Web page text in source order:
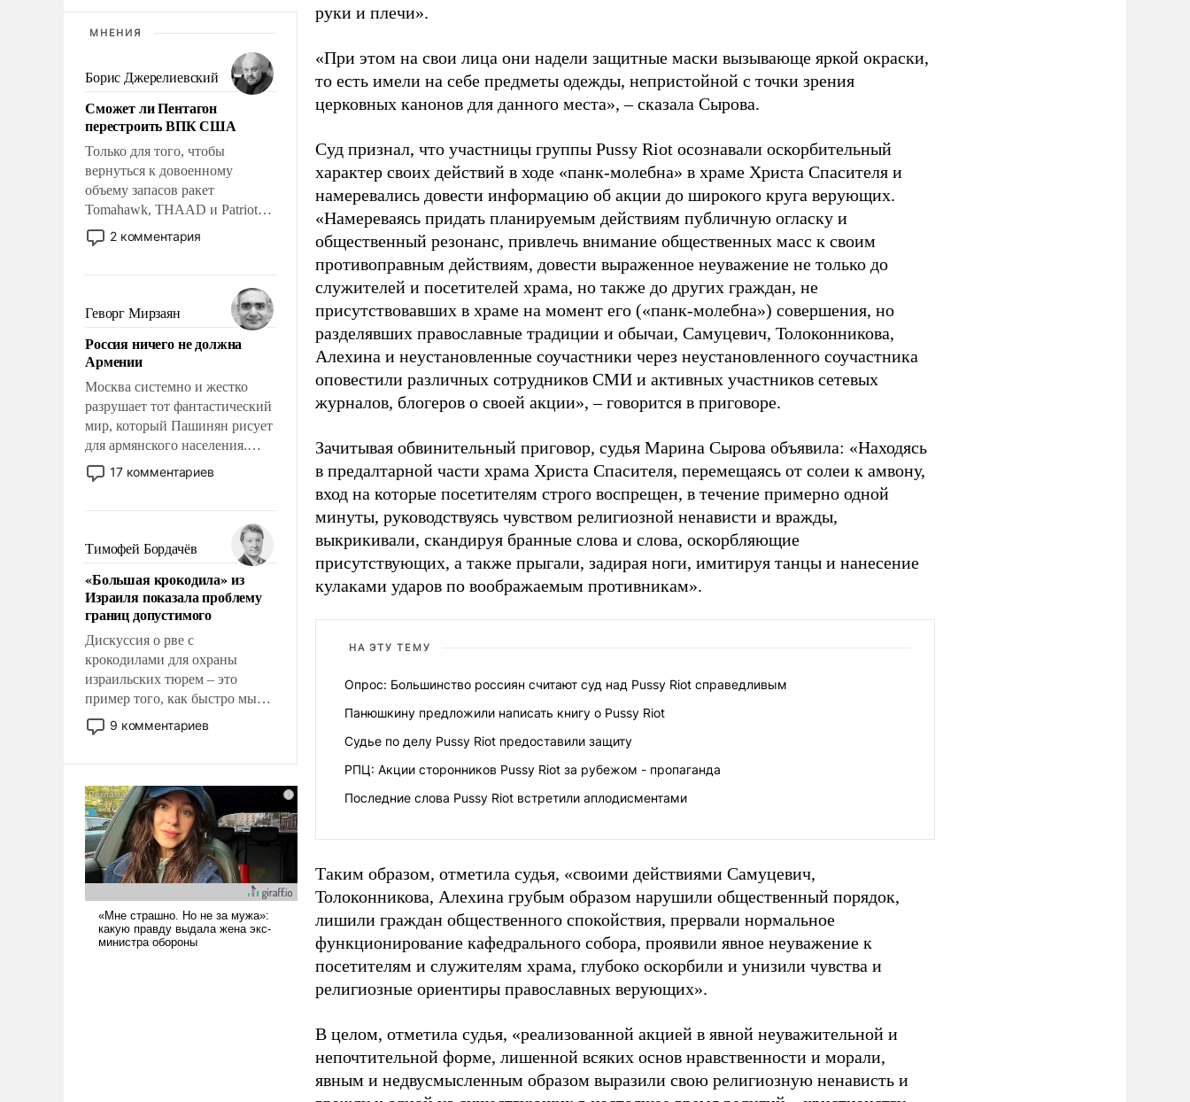
МНЕНИЯ
Борис Джерелиевский
Сможет ли Пентагон
перестроить ВПК США
Только для того, чтобы
вернуться к довоенному
объему запасов ракет
Tomahawk, THAAD и Patriot
США потребуется более трех
лет. Даже небольшая война с
Сложившаяся ситуация
означает многолетний период
уязвимости США, например,
перед Китаем.
2 комментария
Геворг Мирзаян
Россия ничего не должна
Армении
Москва системно и жестко
разрушает тот фантастический
мир, который Пашинян рисует
для армянского населения.
Мир, где политические
прожекты будут безусловно
налогоплательщиков и где
Еревану за свои поступки не
нужно отвечать.
17 комментариев
Тимофей Бордачёв
«Большая крокодила» из
Израиля показала проблему
границ допустимого
Дискуссия о рве с
крокодилами для охраны
израильских тюрем – это
пример того, как быстро мы
двигаемся по пути
революционных изменений.
псевдонаучной фантастики,
стало всерьез обсуждаемой
идеей.
9 комментариев
руки и плечи».
«При этом на свои лица они надели защитные маски вызывающе яркой окраски,
то есть имели на себе предметы одежды, непристойной с точки зрения
церковных канонов для данного места», – сказала Сырова.
Суд признал, что участницы группы Pussy Riot осознавали оскорбительный
характер своих действий в ходе «панк-молебна» в храме Христа Спасителя и
намеревались довести информацию об акции до широкого круга верующих.
«Намереваясь придать планируемым действиям публичную огласку и
общественный резонанс, привлечь внимание общественных масс к своим
противоправным действиям, довести выраженное неуважение не только до
служителей и посетителей храма, но также до других граждан, не
присутствовавших в храме на момент его («панк-молебна») совершения, но
разделявших православные традиции и обычаи, Самуцевич, Толоконникова,
Алехина и неустановленные соучастники через неустановленного соучастника
оповестили различных сотрудников СМИ и активных участников сетевых
журналов, блогеров о своей акции», – говорится в приговоре.
Зачитывая обвинительный приговор, судья Марина Сырова объявила: «Находясь
в предалтарной части храма Христа Спасителя, перемещаясь от солеи к амвону,
вход на которые посетителям строго воспрещен, в течение примерно одной
минуты, руководствуясь чувством религиозной ненависти и вражды,
выкрикивали, скандируя бранные слова и слова, оскорбляющие
присутствующих, а также прыгали, задирая ноги, имитируя танцы и нанесение
кулаками ударов по воображаемым противникам».
НА ЭТУ ТЕМУ
Опрос: Большинство россиян считают суд над Pussy Riot справедливым
Панюшкину предложили написать книгу о Pussy Riot
Судье по делу Pussy Riot предоставили защиту
РПЦ: Акции сторонников Pussy Riot за рубежом - пропаганда
Последние слова Pussy Riot встретили аплодисментами
Таким образом, отметила судья, «своими действиями Самуцевич,
Толоконникова, Алехина грубым образом нарушили общественный порядок,
лишили граждан общественного спокойствия, прервали нормальное
функционирование кафедрального собора, проявили явное неуважение к
посетителям и служителям храма, глубоко оскорбили и унизили чувства и
религиозные ориентиры православных верующих».
В целом, отметила судья, «реализованной акцией в явной неуважительной и
непочтительной форме, лишенной всяких основ нравственности и морали,
явным и недвусмысленным образом выразили свою религиозную ненависть и